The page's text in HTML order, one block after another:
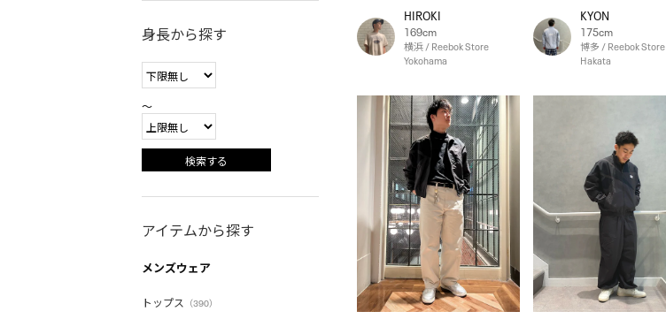
身長から探す
〜
アイテムから探す
メンズウェア
トップス （390）
HIROKI
169cm
横浜 / Reebok Store
Yokohama
KYON
175cm
博多 / Reebok Store
Hakata